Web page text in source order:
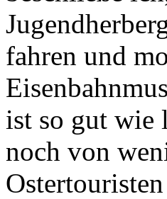
fahren und
ist so gut wie
noch von